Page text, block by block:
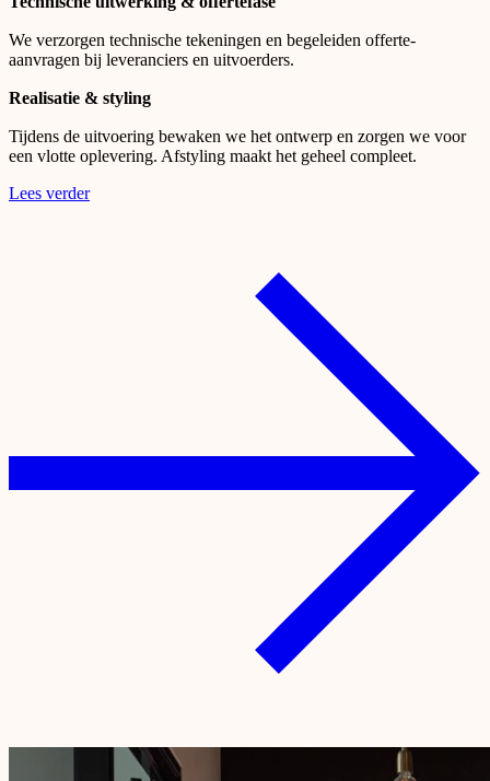
We verzorgen technische tekeningen en begeleiden offerte-
aanvragen bij leveranciers en uitvoerders.
Realisatie & styling
Tijdens de uitvoering bewaken we het ontwerp en zorgen we voor
een vlotte oplevering. Afstyling maakt het geheel compleet.
Lees verder